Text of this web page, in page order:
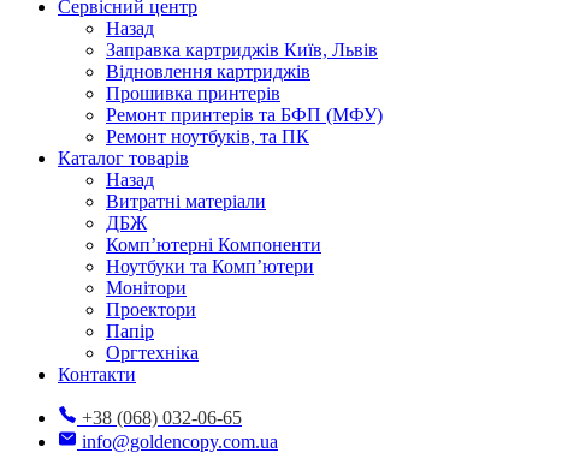
Сервісний центр
Назад
Заправка картриджів Київ, Львів
Відновлення картриджів
Прошивка принтерів
Ремонт принтерів та БФП (МФУ)
Ремонт ноутбуків, та ПК
Каталог товарів
Назад
Витратні матеріали
ДБЖ
Комп’ютерні Компоненти
Ноутбуки та Комп’ютери
Монітори
Проектори
Папір
Оргтехніка
Контакти
+38 (068) 032-06-65
info@goldencopy.com.ua